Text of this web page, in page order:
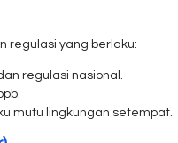
regulasi yang berlaku:
regulasi nasional.
mutu lingkungan setempat.